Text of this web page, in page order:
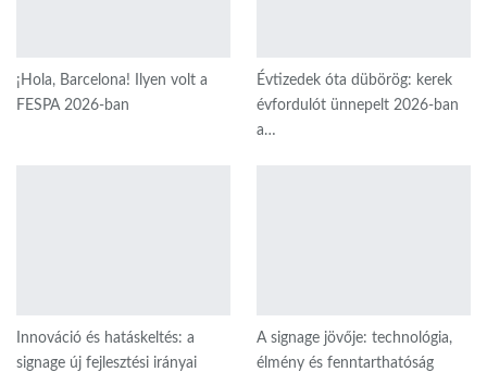
¡Hola, Barcelona! Ilyen volt a
FESPA 2026-ban
Évtizedek óta dübörög: kerek
évfordulót ünnepelt 2026-ban
a…
Innováció és hatáskeltés: a
signage új fejlesztési irányai
A signage jövője: technológia,
élmény és fenntarthatóság